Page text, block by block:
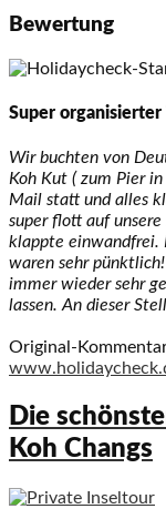
Bewertung
Super organisierter
Wir buchten von
Koh Kut ( zum Pier
Mail statt und alles
super flott auf
klappte einwandfrei.
waren sehr
immer wieder sehr
lassen. An dieser
Original-
Die
Koh Changs